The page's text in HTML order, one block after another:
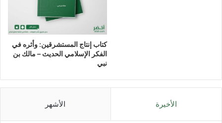
كتاب إنتاج المستشرقين: وأثره في
الفكر الإسلامي الحديث – مالك بن
نبي
الأخيرة الأشهر